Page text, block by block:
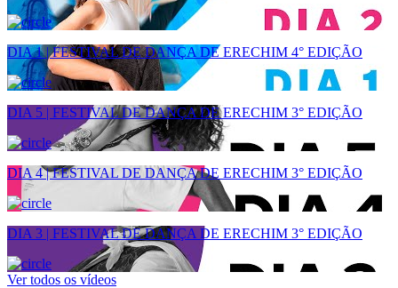
DIA 1 | FESTIVAL DE DANÇA DE ERECHIM 4° EDIÇÃO
DIA 5 | FESTIVAL DE DANÇA DE ERECHIM 3° EDIÇÃO
DIA 4 | FESTIVAL DE DANÇA DE ERECHIM 3° EDIÇÃO
DIA 3 | FESTIVAL DE DANÇA DE ERECHIM 3° EDIÇÃO
Ver todos os vídeos